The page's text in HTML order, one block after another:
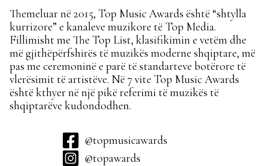
Themeluar në 2015, Top Music Awards është “shtylla
kurrizore” e kanaleve muzikore të Top Media.
Fillimisht me The Top List, klasifikimin e vetëm dhe
më gjithëpërfshirës të muzikës moderne shqiptare, më
pas me ceremoninë e parë të standarteve botërore të
vlerësimit të artistëve. Në 7 vite Top Music Awards
është kthyer në një pikë referimi të muzikës të
shqiptarëve kudondodhen.
@topmusicawards
@topawards